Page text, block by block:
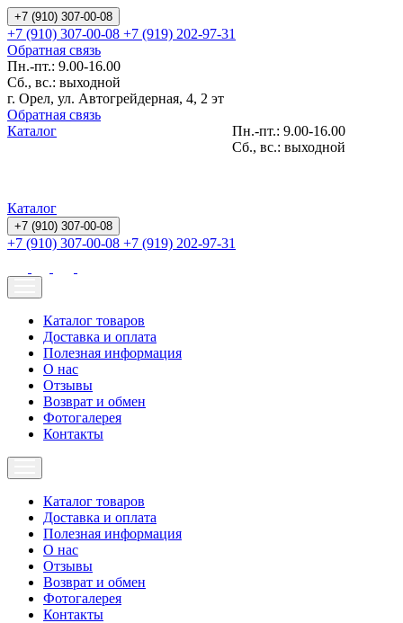
+7 (910) 307-00-08
+7 (910) 307-00-08 +7 (919) 202-97-31
Обратная связь
Пн.-пт.: 9.00-16.00
Сб., вс.: выходной
г. Орел, ул. Автогрейдерная, 4, 2 эт
Обратная связь
Пн.-пт.: 9.00-16.00
Сб., вс.: выходной
Каталог
Каталог
+7 (910) 307-00-08
+7 (910) 307-00-08 +7 (919) 202-97-31
Каталог товаров
Доставка и оплата
Полезная информация
О нас
Отзывы
Возврат и обмен
Фотогалерея
Контакты
Каталог товаров
Доставка и оплата
Полезная информация
О нас
Отзывы
Возврат и обмен
Фотогалерея
Контакты